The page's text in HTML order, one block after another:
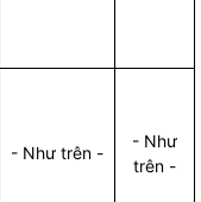
- Như trên -
- Như
trên -